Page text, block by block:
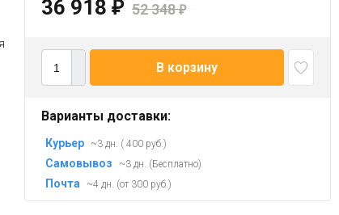
36 918 ₽ 52 348₽
В корзину
Варианты доставки:
Курьер ~3 дн. ( 400 руб.)
Самовывоз ~3 дн. (Бесплатно)
Почта ~4 дн. (от 300 руб.)